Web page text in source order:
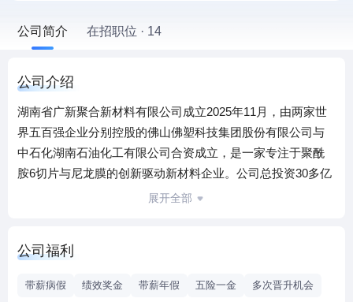
公司简介 在招职位 · 14
公司介绍
湖南省广新聚合新材料有限公司成立2025年11月，由两家世
界五百强企业分别控股的佛山佛塑科技集团股份有限公司与
中石化湖南石油化工有限公司合资成立，是一家专注于聚酰
胺6切片与尼龙膜的创新驱动新材料企业。公司总投资30多亿
元，在中国湖南省岳阳市云溪区绿色化工高新区布局28万吨
务国内外客户，成为国内领先、全球一流的高性能尼龙材料
展开全部
公司福利
带薪病假 绩效奖金 带薪年假 五险一金 多次晋升机会